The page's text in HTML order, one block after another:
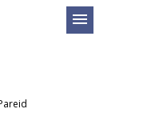
menu